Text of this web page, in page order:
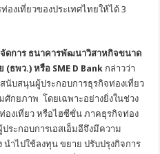
องเที่ยวของประเทศไทยให้ได้ 3
ดการ ธนาคารพัฒนาวิสาหกิจขนาด
(ธพว.) หรือ SME D Bank กล่าวว่า
นับสนุนผู้ประกอบการธุรกิจท่องเที่ยว
กยภาพ โดยเฉพาะอย่างยิ่งในช่วง
องเที่ยว หรือไฮซีซั่น ภาคธุรกิจท่อง
ระกอบการเอสเอ็มอีจึงมีความ
นำไปใช้ลงทุน ขยาย ปรับปรุงกิจการ